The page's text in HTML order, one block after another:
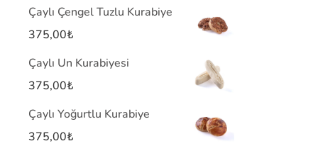
Çaylı Çengel Tuzlu Kurabiye
375,00₺
Çaylı Un Kurabiyesi
375,00₺
Çaylı Yoğurtlu Kurabiye
375,00₺